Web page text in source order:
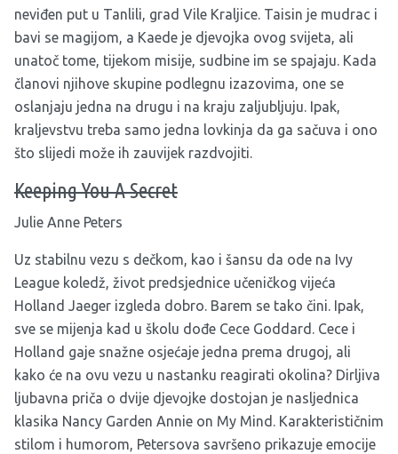
neviđen put u Tanlili, grad Vile Kraljice. Taisin je mudrac i
bavi se magijom, a Kaede je djevojka ovog svijeta, ali
unatoč tome, tijekom misije, sudbine im se spajaju. Kada
članovi njihove skupine podlegnu izazovima, one se
oslanjaju jedna na drugu i na kraju zaljubljuju. Ipak,
kraljevstvu treba samo jedna lovkinja da ga sačuva i ono
što slijedi može ih zauvijek razdvojiti.
Keeping You A Secret
Julie Anne Peters
Uz stabilnu vezu s dečkom, kao i šansu da ode na Ivy
League koledž, život predsjednice učeničkog vijeća
Holland Jaeger izgleda dobro. Barem se tako čini. Ipak,
sve se mijenja kad u školu dođe Cece Goddard. Cece i
Holland gaje snažne osjećaje jedna prema drugoj, ali
kako će na ovu vezu u nastanku reagirati okolina? Dirljiva
ljubavna priča o dvije djevojke dostojan je nasljednica
klasika Nancy Garden Annie on My Mind. Karakterističnim
stilom i humorom, Petersova savršeno prikazuje emocije